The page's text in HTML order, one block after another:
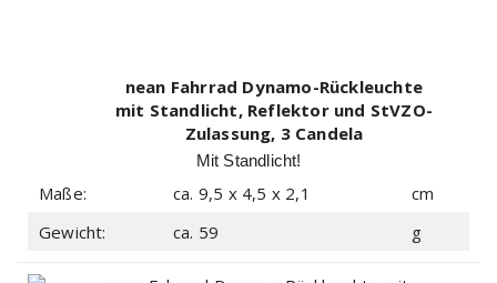
nean Fahrrad Dynamo-Rückleuchte
mit Standlicht, Reflektor und StVZO-
Zulassung, 3 Candela
Mit Standlicht!
Maße: ca. 9,5 x 4,5 x 2,1
cm
Gewicht:
ca. 59 g